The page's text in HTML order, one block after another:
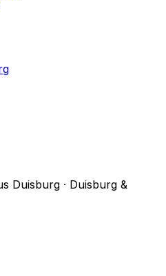
Duisburg · Duisburg &